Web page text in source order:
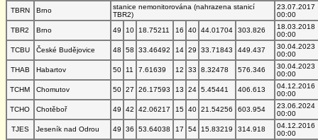
TBRN
Brno
stanice nemonitorována (nahrazena stanicí
TBR2)
23.07.2017
00:00
TBR2
Brno 49 10 18.75211 16 40 44.01704 303.826
18.03.2018
00:00
TCBU
České Budějovice 48 58 33.46492 14 29 33.71843 449.437
30.04.2023
00:00
THAB
Habartov 50 11 7.61639 12 33 8.32478 576.346
30.04.2023
00:00
TCHM
Chomutov 50 27 26.17593 13 24 5.45441 406.613
04.12.2016
00:00
TCHO
Chotěboř 49 42 42.06217 15 40 21.54256 603.954
23.06.2024
00:00
TJES
Jeseník nad Odrou 49 36 53.64038 17 54 15.83219 314.918
04.12.2016
00:00